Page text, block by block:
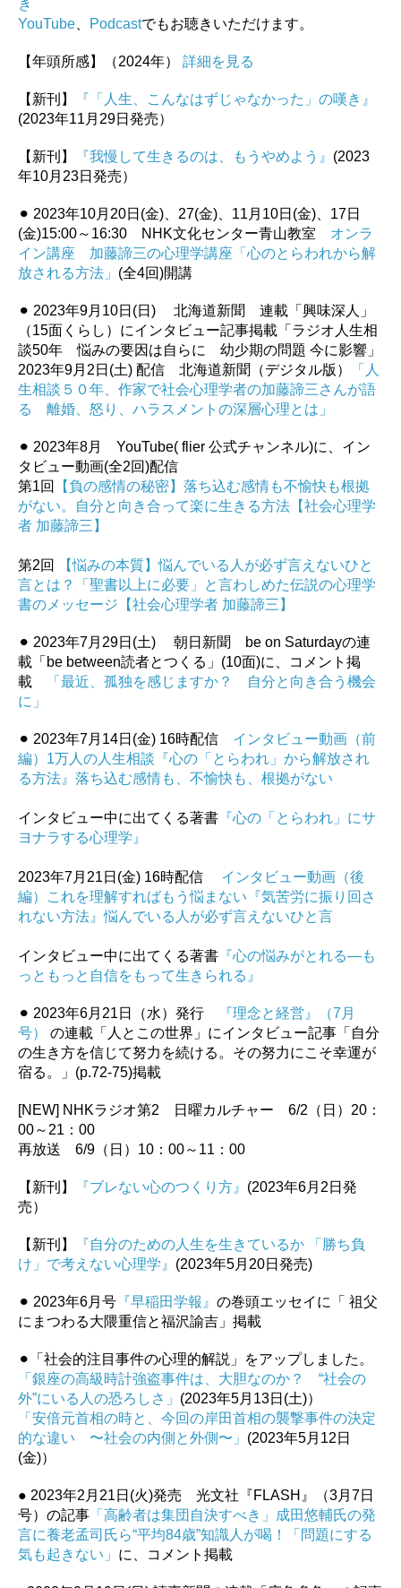
き
YouTube
Podcastでもお聴きいただけます。
【年頭所感】（2024年） 詳細を見る
【新刊】
『「人生、こんなはずじゃなかった」の嘆き』
(2023年11月29日発売）
【新刊】 『我慢して生きるのは、もうやめよう』 (2023
年10月23日発売）
⚫︎ 2023年10月20日(金)、27(金)、11月10日(金)、17日
(金)15:00～16:30 NHK文化センター青山教室 オンラ
イン講座 加藤諦三の心理学講座「心のとらわれから解
放される方法」 (全4回)開講
⚫︎ 2023年9月10日(日) 北海道新聞 連載「興味深人」
（15面くらし）にインタビュー記事掲載「ラジオ人生相
談50年 悩みの要因は自らに 幼少期の問題 今に影響」
2023年9月2日(土) 配信 北海道新聞（デジタル版）
「人
生相談５０年、作家で社会心理学者の加藤諦三さんが語
る 離婚、怒り、ハラスメントの深層心理とは」
⚫︎ 2023年8月 YouTube( flier 公式チャンネル)に、イン
タビュー動画(全2回)配信
第1回
【負の感情の秘密】落ち込む感情も不愉快も根拠
がない。自分と向き合って楽に生きる方法【社会心理学
者 加藤諦三】
第2回
【悩みの本質】悩んでいる人が必ず言えないひと
言とは？「聖書以上に必要」と言わしめた伝説の心理学
書のメッセージ【社会心理学者 加藤諦三】
⚫︎ 2023年7月29日(土) 朝日新聞 be on Saturdayの連
載「be between読者とつくる」(10面)に、コメント掲
載
「最近、孤独を感じますか？ 自分と向き合う機会
に」
⚫︎ 2023年7月14日(金) 16時配信 インタビュー動画（前
編）1万人の人生相談『心の「とらわれ」から解放され
る方法』落ち込む感情も、不愉快も、根拠がない
インタビュー中に出てくる著書 『心の「とらわれ」にサ
ヨナラする心理学』
2023年7月21日(金) 16時配信
インタビュー動画（後
編）これを理解すればもう悩まない『気苦労に振り回さ
れない方法』悩んでいる人が必ず言えないひと言
インタビュー中に出てくる著書 『心の悩みがとれる―も
っともっと自信をもって生きられる』
⚫︎ 2023年6月21日（水）発行
『理念と経営』（7月
号）
の連載「人とこの世界」にインタビュー記事「自分
の生き方を信じて努力を続ける。その努力にこそ幸運が
宿る。」(p.72-75)掲載
[NEW] NHKラジオ第2 日曜カルチャー 6/2（日）20：
00～21：00
再放送 6/9（日）10：00～11：00
【新刊】 『ブレない心のつくり方』 (2023年6月2日発
売）
【新刊】
『自分のための人生を生きているか 「勝ち負
け」で考えない心理学』 (2023年5月20日発売)
⚫︎ 2023年6月号 『早稲田学報』 の巻頭エッセイに「 祖父
にまつわる大隈重信と福沢諭吉」掲載
⚫︎「社会的注目事件の心理的解説」をアップしました。
「銀座の高級時計強盗事件は、大胆なのか？ “社会の
外”にいる人の恐ろしさ」 (2023年5月13日(土)）
「安倍元首相の時と、今回の岸田首相の襲撃事件の決定
的な違い 〜社会の内側と外側〜」 (2023年5月12日
(金)）
● 2023年2月21日(火)発売 光文社『FLASH』（3月7日
号）の記事 「高齢者は集団自決すべき」成田悠輔氏の発
言に養老孟司氏ら“平均84歳”知識人が喝！「問題にする
気も起きない」 に、コメント掲載